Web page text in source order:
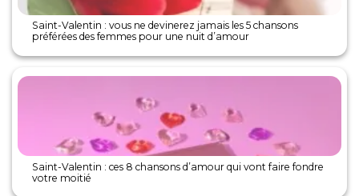
Saint-Valentin : vous ne devinerez jamais les 5 chansons
préférées des femmes pour une nuit d’amour
Saint-Valentin : ces 8 chansons d’amour qui vont faire fondre
votre moitié